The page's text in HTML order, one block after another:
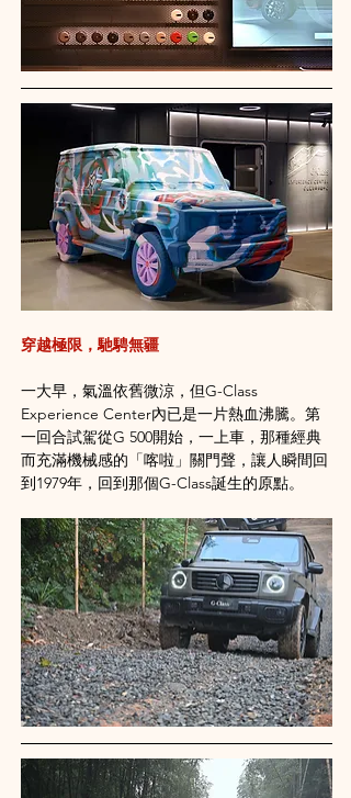
穿越極限，馳騁無疆
一大早，氣溫依舊微涼，但G-Class
Experience Center內已是一片熱血沸騰。第
一回合試駕從G 500開始，一上車，那種經典
而充滿機械感的「喀啦」關門聲，讓人瞬間回
到1979年，回到那個G-Class誕生的原點​。